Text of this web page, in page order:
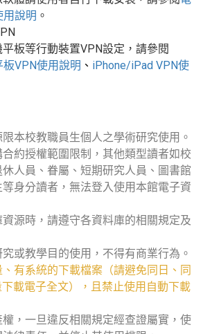
用說明 。
板等行動裝置VPN設定 ，請參閱
板VPN使用說明 、 iPhone/iPad VPN使
本校教職員生個人之學術研究使用。
合約授權範圍限制，其他類型讀者如校
人員、眷屬、短期研究人員、圖書館
身分讀者，無法登入使用本館電子資
源時，請遵守各資料庫的相關規定及
或教學目的使用，不得有商業行為。
有系統的下載檔案（請避免同日、同
載電子全文），且禁止使用自動下載
，一旦違反相關規定經查證屬實，使